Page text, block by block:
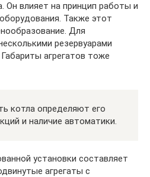
Он влияет на принцип работы и
Также этот
Для
резервуарами
агрегатов тоже
котла определяют его
и наличие автоматики.
установки составляет
агрегаты с